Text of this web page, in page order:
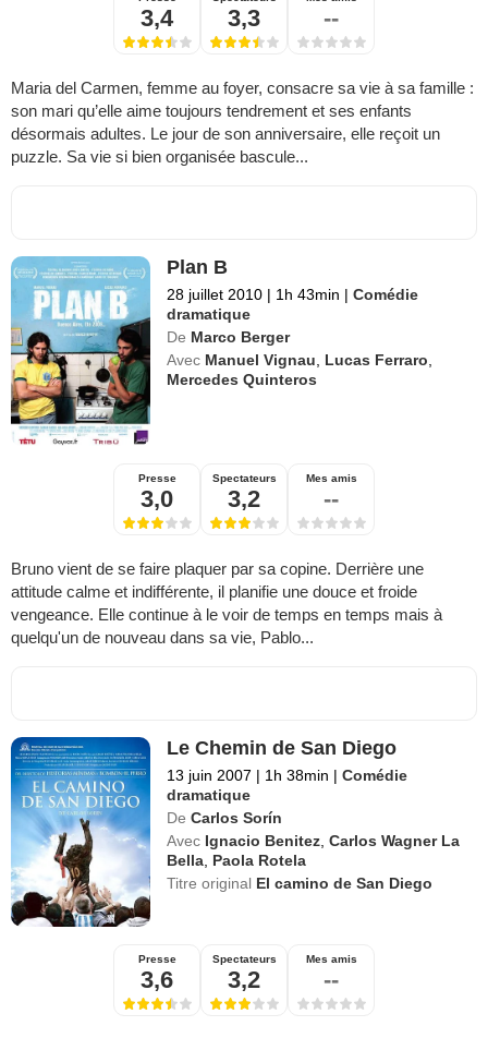
3,4 3,3 --
Maria del Carmen, femme au foyer, consacre sa vie à sa famille :
son mari qu’elle aime toujours tendrement et ses enfants
désormais adultes. Le jour de son anniversaire, elle reçoit un
puzzle. Sa vie si bien organisée bascule...
Plan B
28 juillet 2010 | 1h 43min | Comédie
dramatique
De Marco Berger
Avec Manuel Vignau Lucas Ferraro
Mercedes Quinteros
Presse
3,0
Spectateurs
3,2
Mes amis
--
Bruno vient de se faire plaquer par sa copine. Derrière une
attitude calme et indifférente, il planifie une douce et froide
vengeance. Elle continue à le voir de temps en temps mais à
quelqu'un de nouveau dans sa vie, Pablo...
Le Chemin de San Diego
13 juin 2007 | 1h 38min | Comédie
dramatique
De Carlos Sorín
Avec Ignacio Benitez ,Carlos Wagner La
Bella Paola Rotela
Titre original El camino de San Diego
Presse
3,6
Spectateurs
3,2
Mes amis
--